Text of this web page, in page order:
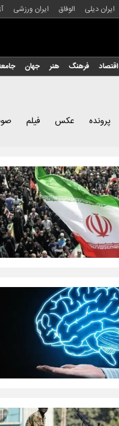
ایران دیلی الوفاق ایران ورزشی
اقتصاد فرهنگ هنر جهان
پرونده عکس فیلم